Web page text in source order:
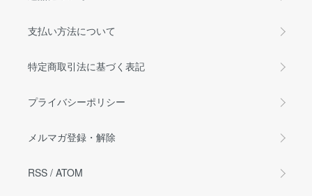
支払い方法について
特定商取引法に基づく表記
プライバシーポリシー
メルマガ登録・解除
RSS / ATOM